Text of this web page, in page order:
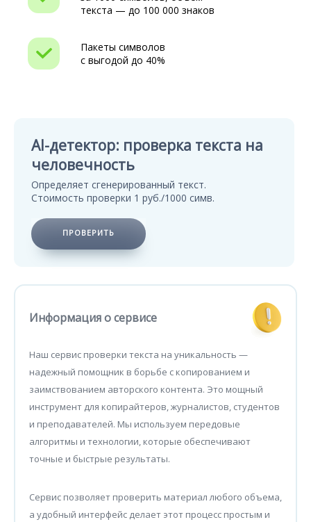
текста — до 100 000 знаков
Пакеты символов
с выгодой до 40%
AI-детектор: проверка текста на
человечность
Определяет сгенерированный текст.
Стоимость проверки 1 руб./1000 симв.
ПРОВЕРИТЬ
Информация о сервисе
Наш сервис проверки текста на уникальность —
надежный помощник в борьбе с копированием и
заимствованием авторского контента. Это мощный
инструмент для копирайтеров, журналистов, студентов
и преподавателей. Мы используем передовые
алгоритмы и технологии, которые обеспечивают
точные и быстрые результаты.
Сервис позволяет проверить материал любого объема,
а удобный интерфейс делает этот процесс простым и